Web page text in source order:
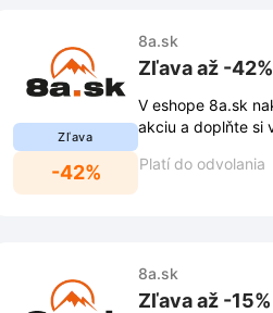
Zľava
-42%
8a.sk
Zľava až -
V eshope 8a.sk
akciu a doplňte si
Platí do odvolania
8a.sk
Zľava až -